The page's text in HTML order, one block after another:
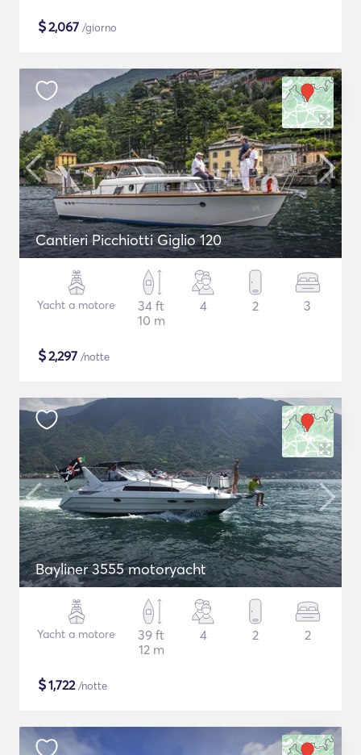
$2,067 /giorno
Cantieri Picchiotti Giglio 120
Yacht a motore
34 ft
10 m
4 2 3
$2,297 /notte
Bayliner 3555 motoryacht
Yacht a motore
39 ft
12 m
4 2 2
$1,722/notte